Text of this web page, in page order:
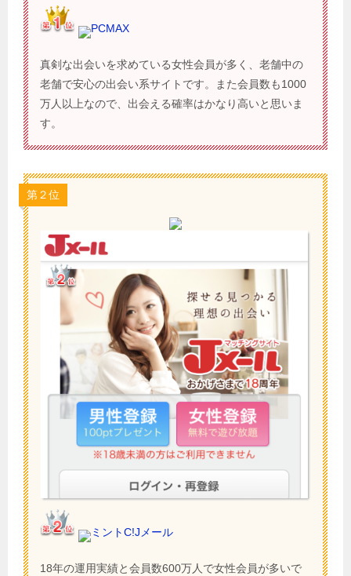
PCMAX
真剣な出会いを求めている女性会員が多く、老舗中の
老舗で安心の出会い系サイトです。また会員数も1000
万人以上なので、出会える確率はかなり高いと思いま
す。
第２位
ミントC!Jメール
18年の運用実績と会員数600万人で女性会員が多いで